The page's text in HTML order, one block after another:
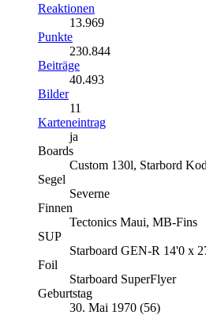
Reaktionen
13.969
Punkte
230.844
Beiträge
40.493
Bilder
11
Karteneintrag
ja
Boards
Custom 130l, Starbord
Segel
Severne
Finnen
Tectonics Maui, MB-Fins
SUP
Starboard GEN-R 14'0 x
Foil
Starboard SuperFlyer
Geburtstag
30. Mai 1970 (56)